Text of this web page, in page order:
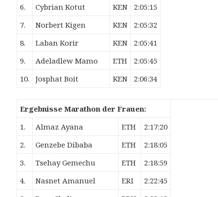
6.
Cybrian Kotut KEN
2:05:15
7.
Norbert Kigen KEN
2:05:32
8.
Laban Korir KEN
2:05:41
9.
Adeladlew Mamo ETH
2:05:45
10.
Josphat Boit KEN 2:06:34
Ergebnisse Marathon der Frauen:
1.
Almaz Ayana ETH
2:17:20
2.
Genzebe Dibaba ETH
2:18:05
3.
Tsehay Gemechu ETH
2:18:59
4.
Nasnet Amanuel ERI
2:22:45